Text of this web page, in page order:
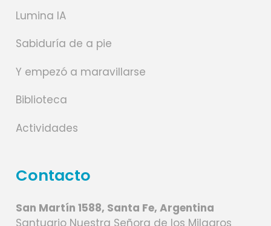
Lumina IA
Sabiduría de a pie
Y empezó a maravillarse
Biblioteca
Actividades
Contacto
San Martín 1588, Santa Fe, Argentina